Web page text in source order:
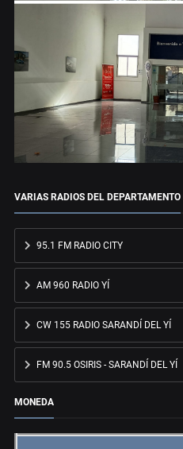
VARIAS RADIOS DEL DEPARTAMENTO
95.1 FM RADIO CITY
AM 960 RADIO YÍ
CW 155 RADIO SARANDÍ DEL YÍ
FM 90.5 OSIRIS - SARANDÍ DEL YÍ
MONEDA